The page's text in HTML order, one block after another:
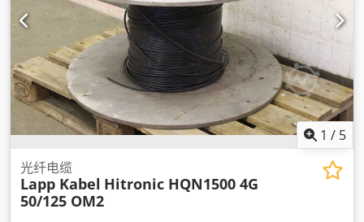
1 / 5
光纤电缆
Lapp Kabel Hitronic HQN1500 4G
50/125 OM2